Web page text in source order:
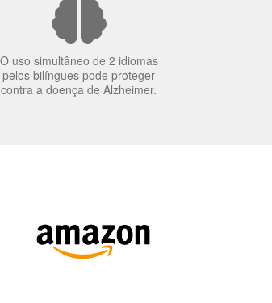
O uso simultâneo de 2 idiomas
pelos bilíngues pode proteger
contra a doença de Alzheimer.